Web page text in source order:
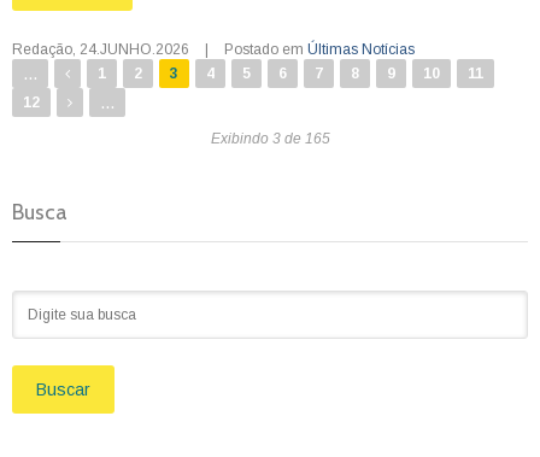
Redação 24.JUNHO.2026 | Postado em Últimas Notícias
... 1 2 3 4 5 6 7 8 9 10
11
12
...
Exibindo 3 de 165
Busca
Buscar